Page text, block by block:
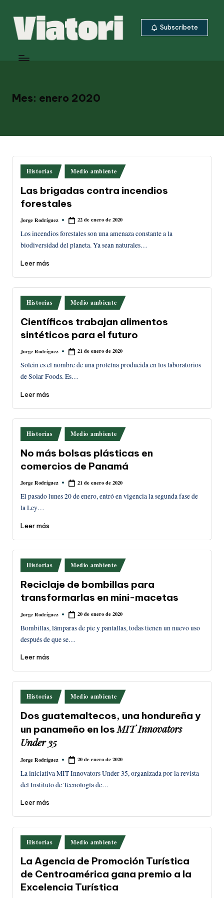
Saltar
t
ri
ambiental
desde
Subscríbete
Mes: enero 2020
Publicado
en
Historias Medio ambiente
Las brigadas contra incendios
forestales
Publicado
Jorge Rodríguez 22 de enero de 2020
Los incendios forestales son una amenaza constante a la
biodiversidad del planeta. Ya sean naturales…
Leer más
Publicado
en
Historias Medio ambiente
Científicos trabajan alimentos
sintéticos para el futuro
Publicado
Jorge Rodríguez 21 de enero de 2020
Solein es el nombre de una proteína producida en los laboratorios
de Solar Foods. Es…
Leer más
Publicado
en
Historias Medio ambiente
No más bolsas plásticas en
comercios de Panamá
Publicado
Jorge Rodríguez 21 de enero de 2020
El pasado lunes 20 de enero, entró en vigencia la segunda fase de
la Ley…
Leer más
Publicado
en
Historias Medio ambiente
Reciclaje de bombillas para
transformarlas en mini-macetas
Publicado
Jorge Rodríguez 20 de enero de 2020
Bombillas, lámparas de pie y pantallas, todas tienen un nuevo uso
después de que se…
Leer más
Publicado
en
Historias Medio ambiente
Dos guatemaltecos, una hondureña y
un panameño en losMIT Innovators
Under 35
Publicado
Jorge Rodríguez 20 de enero de 2020
La iniciativa MIT Innovators Under 35, organizada por la revista
del Instituto de Tecnología de…
Leer más
Publicado
en
Historias Medio ambiente
La Agencia de Promoción Turística
de Centroamérica gana premio a la
Excelencia Turística